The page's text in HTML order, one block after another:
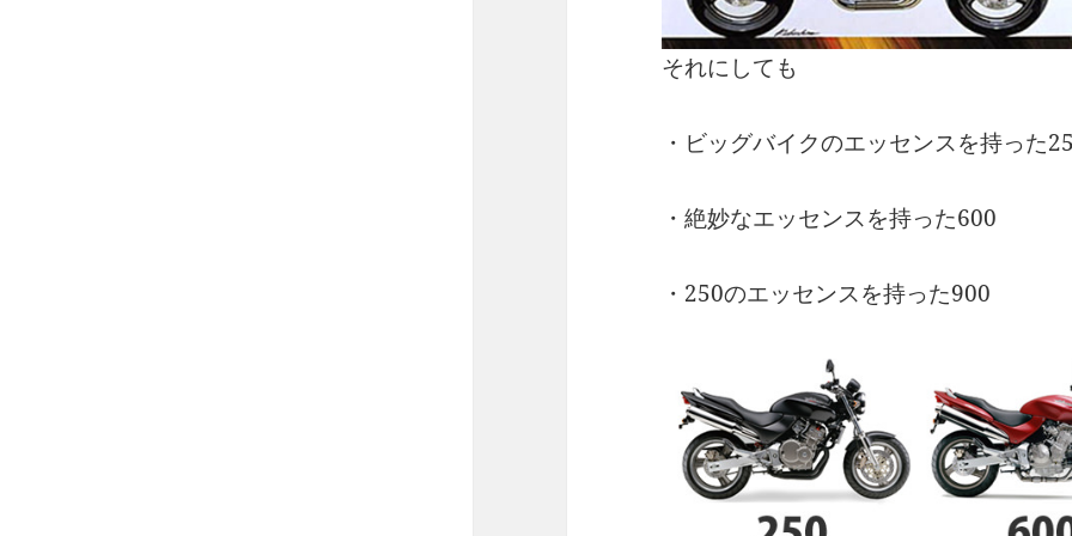
それにしても
・ビッグバイクのエッセンスを持った
・絶妙なエッセンスを持った600
・250のエッセンスを持った900